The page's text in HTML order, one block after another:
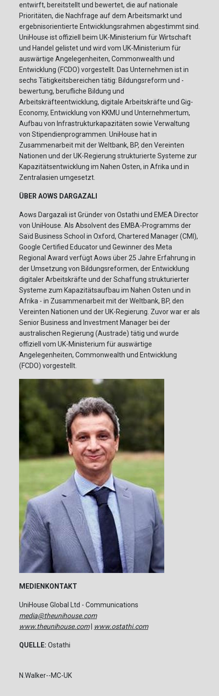
entwirft, bereitstellt und bewertet, die auf nationale
Prioritäten, die Nachfrage auf dem Arbeitsmarkt und
ergebnisorientierte Entwicklungsrahmen abgestimmt sind.
UniHouse ist offiziell beim UK-Ministerium für Wirtschaft
und Handel gelistet und wird vom UK-Ministerium für
auswärtige Angelegenheiten, Commonwealth und
Entwicklung (FCDO) vorgestellt. Das Unternehmen ist in
sechs Tätigkeitsbereichen tätig: Bildungsreform und -
bewertung, berufliche Bildung und
Arbeitskräfteentwicklung, digitale Arbeitskräfte und Gig-
Economy, Entwicklung von KKMU und Unternehmertum,
Aufbau von Infrastrukturkapazitäten sowie Verwaltung
von Stipendienprogrammen. UniHouse hat in
Zusammenarbeit mit der Weltbank, BP, den Vereinten
Nationen und der UK-Regierung strukturierte Systeme zur
Kapazitätsentwicklung im Nahen Osten, in Afrika und in
Zentralasien umgesetzt.
ÜBER AOWS DARGAZALI
Aows Dargazali ist Gründer von Ostathi und EMEA Director
von UniHouse. Als Absolvent des EMBA-Programms der
Saïd Business School in Oxford, Chartered Manager (CMI),
Google Certified Educator und Gewinner des Meta
Regional Award verfügt Aows über 25 Jahre Erfahrung in
der Umsetzung von Bildungsreformen, der Entwicklung
digitaler Arbeitskräfte und der Schaffung strukturierter
Systeme zum Kapazitätsaufbau im Nahen Osten und in
Afrika - in Zusammenarbeit mit der Weltbank, BP, den
Vereinten Nationen und der UK-Regierung. Zuvor war er als
Senior Business and Investment Manager bei der
australischen Regierung (Austrade) tätig und wurde
offiziell vom UK-Ministerium für auswärtige
Angelegenheiten, Commonwealth und Entwicklung
(FCDO) vorgestellt.
MEDIENKONTAKT
UniHouse Global Ltd - Communications
media@theunihouse.com
www.theunihouse.com| www.ostathi.com
QUELLE: Ostathi
N.Walker--MC-UK